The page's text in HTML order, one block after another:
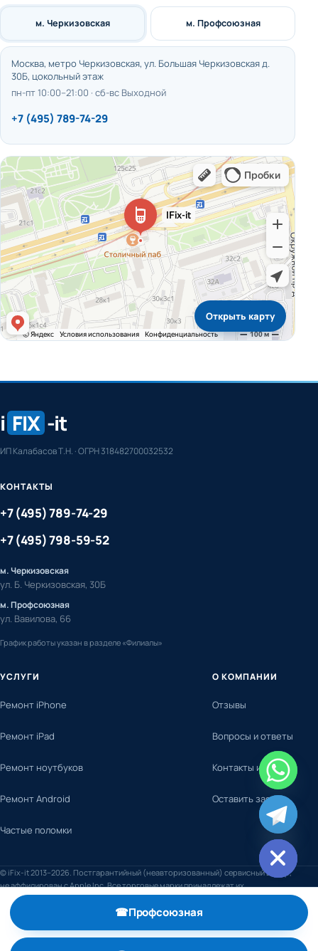
м. Черкизовская
Москва, метро Черкизовская, ул. Большая Черкизовская д.
30Б, цокольный этаж
пн-пт 10:00–21:00 · сб-вс Выходной
+7 (495) 789-74-29
м. Профсоюзная
Открыть карту
i FIX -it
ИП Калабасов Т.Н. · ОГРН 318482700032532
УСЛУГИ
Ремонт iPhone
Ремонт iPad
Ремонт ноутбуков
Ремонт Android
Частые поломки
О КОМПАНИИ
Отзывы
Вопросы и ответы
Контакты и адреса
Оставить заявку
КОНТАКТЫ
+7 (495) 789-74-29
+7 (495) 798-59-52
м. Черкизовская
ул. Б. Черкизовская, 30Б
м. Профсоюзная
ул. Вавилова, 66
График работы указан в разделе «Филиалы»
© iFix-it 2013–2026. Постгарантийный (неавторизованный) сервисный центр,
не аффилирован с Apple Inc. Все торговые марки принадлежат их
правообладателям.
☎Профсоюзная
, телефон +7 (495) 798-59-52
Hide
chaty